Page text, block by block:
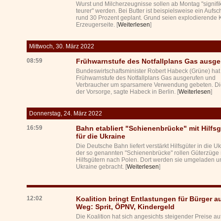
Wurst und Milcherzeugnisse sollen ab Montag
teurer" werden. Bei Butter ist beispielsweise ein
rund 30 Prozent geplant. Grund seien explodierende
Erzeugerseite. [Weiterlesen]
Mittwoch, 30. März 2022
08:59 Frühwarnstufe des Notfallplans Gas
Bundeswirtschaftsminister Robert Habeck (Grüne)
Frühwarnstufe des Notfallplans Gas ausgerufen und
Verbraucher um sparsamere Verwendung gebeten.
der Vorsorge, sagte Habeck in Berlin. [Weiterlesen]
Donnerstag, 24. März 2022
16:59
Bahn etabliert "Schienenbrücke" mit
für die Ukraine
Die Deutsche Bahn liefert verstärkt Hilfsgüter in die
der so genannten "Schienenbrücke" rollen Güterzüge
Hilfsgütern nach Polen. Dort werden sie umgeladen
Ukraine gebracht. [Weiterlesen]
12:02
Koalition bringt Entlastungen für Bürger
Weg: Sprit, ÖPNV, Kindergeld
Die Koalition hat sich angesichts steigender Preise